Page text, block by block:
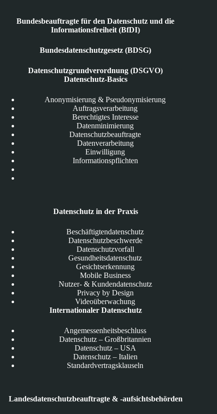
Bundesbeauftragte für den Datenschutz und die
Informationsfreiheit (BfDI)
Bundesdatenschutzgesetz (BDSG)
Datenschutzgrundverordnung (DSGVO)
Datenschutz-Basics
Anonymisierung & Pseudonymisierung
Auftragsverarbeitung
Berechtigtes Interesse
Datenminimierung
Datenschutzbeauftragte
Datenverarbeitung
Einwilligung
Informationspflichten
Datenschutz in der Praxis
Beschäftigtendatenschutz
Datenschutzbeschwerde
Datenschutzvorfall
Gesundheitsdatenschutz
Gesichtserkennung
Mobile Business
Nutzer- & Kundendatenschutz
Privacy by Design
Videoüberwachung
Internationaler Datenschutz
Angemessenheitsbeschluss
Datenschutz – Großbritannien
Datenschutz – USA
Datenschutz – Italien
Standardvertragsklauseln
Landesdatenschutzbeauftragte & -aufsichtsbehörden